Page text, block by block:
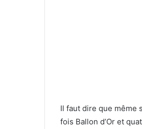
Il faut dire que même
fois Ballon d’Or et